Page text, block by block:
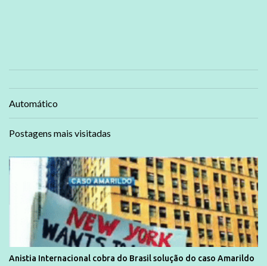
Automático
Postagens mais visitadas
Anistia Internacional cobra do Brasil solução do caso Amarildo